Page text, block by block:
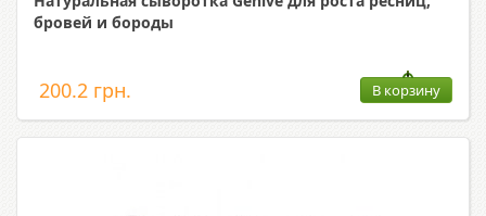
бровей и бороды
200.2 грн. В корзину